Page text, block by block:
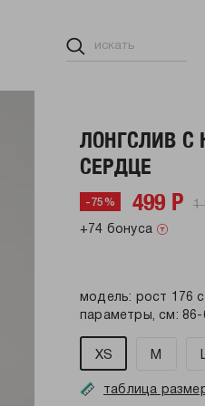
ЛОНГСЛИВ С
СЕРДЦЕ
-75% 499 Р 1
+74 бонуса
модель: рост 176
параметры, см: 86-
XS M
таблица